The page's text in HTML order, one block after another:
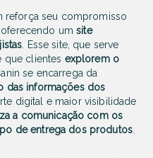
reforça seu compromisso
oferecendo umsite
. Esse site, que serve
que clientes explorem o
se encarrega da
das informações dos
digital e maior visibilidade
a comunicação com os
de entrega dos produtos.